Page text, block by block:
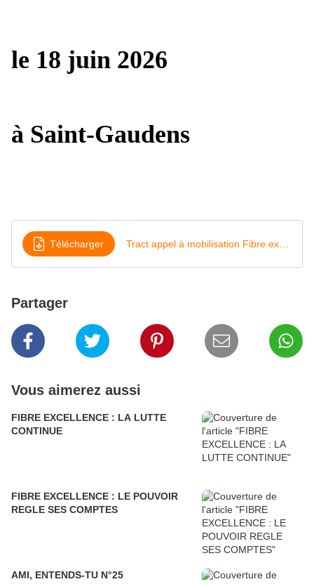
le 18 juin 2026
à Saint-Gaudens
Télécharger
Partager
Vous aimerez aussi
FIBRE EXCELLENCE : LA LUTTE
CONTINUE
FIBRE EXCELLENCE : LE POUVOIR
REGLE SES COMPTES
AMI, ENTENDS-TU N°25